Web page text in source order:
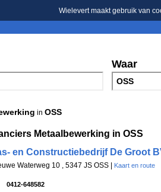
Wielevert maakt gebruik van
Waar
in OSS
Metaalbewerking in OSS
en Constructiebedrijf De Groot
Waterweg 10 , 5347 JS OSS | Kaart en route
0412-648582